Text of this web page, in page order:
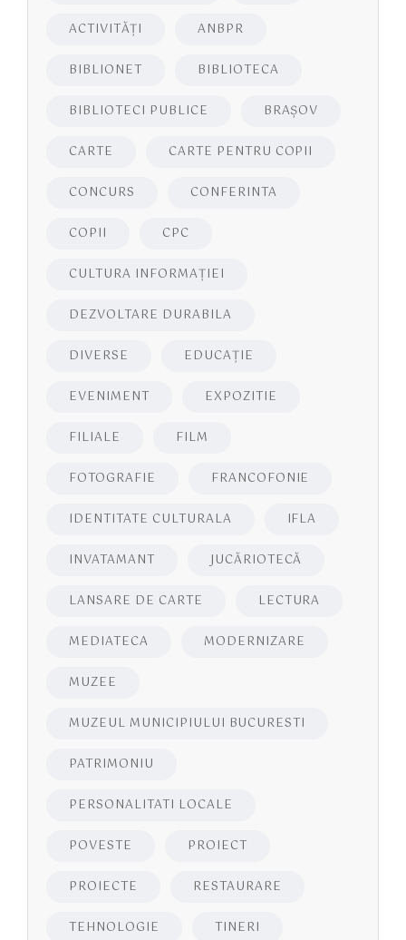
ACTIVITĂŢI ANBPR
BIBLIONET BIBLIOTECA
BIBLIOTECI PUBLICE BRAŞOV
CARTE CARTE PENTRU COPII
CONCURS CONFERINTA
COPII CPC
CULTURA INFORMAŢIEI
DEZVOLTARE DURABILA
DIVERSE EDUCAŢIE
EVENIMENT EXPOZITIE
FILIALE FILM
FOTOGRAFIE FRANCOFONIE
IDENTITATE CULTURALA IFLA
INVATAMANT JUCĂRIOTECĂ
LANSARE DE CARTE LECTURA
MEDIATECA MODERNIZARE
MUZEE
MUZEUL MUNICIPIULUI BUCURESTI
PATRIMONIU
PERSONALITATI LOCALE
POVESTE PROIECT
PROIECTE RESTAURARE
TEHNOLOGIE TINERI